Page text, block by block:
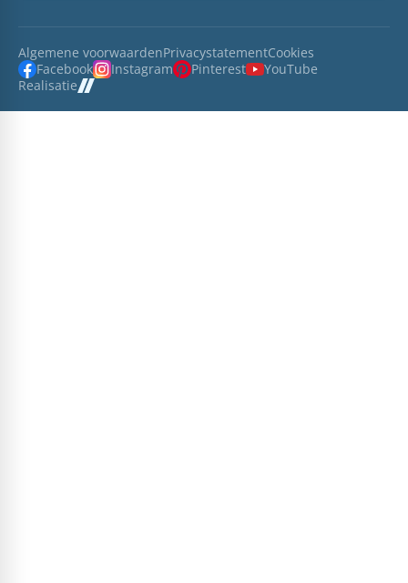
Algemene voorwaardenPrivacystatementCookies
Facebook
Instagram Pinterest
YouTube
Realisatie